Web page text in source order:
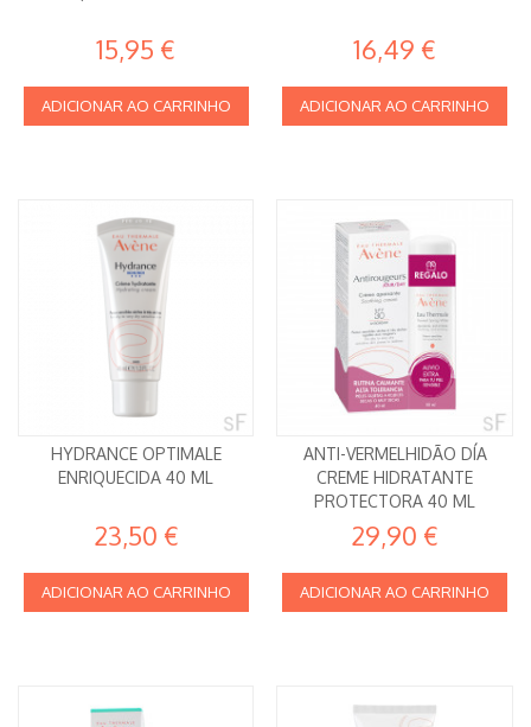
15,95 €
ADICIONAR AO CARRINHO
16,49 €
ADICIONAR AO CARRINHO
HYDRANCE OPTIMALE
ENRIQUECIDA 40 ML
23,50 €
ADICIONAR AO CARRINHO
ANTI-VERMELHIDÃO DÍA
CREME HIDRATANTE
PROTECTORA 40 ML
29,90 €
ADICIONAR AO CARRINHO